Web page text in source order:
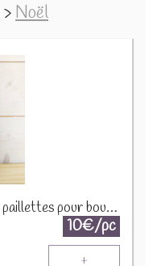
> Noël
Arbre de Noël argent brillant paillettes pour bougie 1650 A1590
10€/pc
+